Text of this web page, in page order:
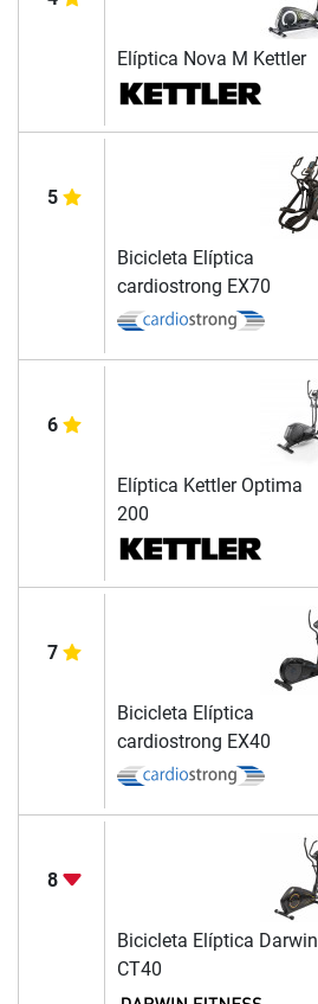
Elíptica Nova M Kettler
5
Bicicleta Elíptica
cardiostrong EX70
6
Elíptica Kettler Optima
200
7
Bicicleta Elíptica
cardiostrong EX40
8
Bicicleta Elíptica Darwin
CT40